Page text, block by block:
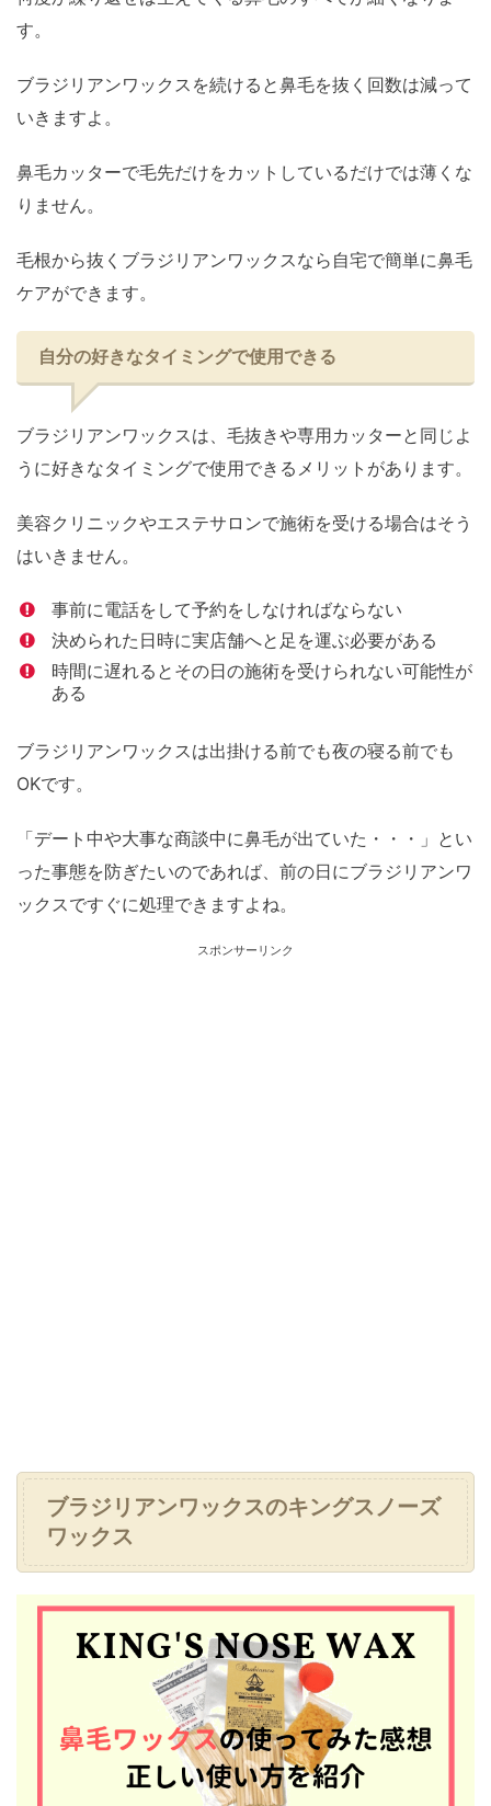
す。
ブラジリアンワックスを続けると鼻毛を抜く回数は減って
いきますよ。
鼻毛カッターで毛先だけをカットしているだけでは薄くな
りません。
毛根から抜くブラジリアンワックスなら自宅で簡単に鼻毛
ケアができます。
自分の好きなタイミングで使用できる
ブラジリアンワックスは、毛抜きや専用カッターと同じよ
うに好きなタイミングで使用できるメリットがあります。
美容クリニックやエステサロンで施術を受ける場合はそう
はいきません。
事前に電話をして予約をしなければならない
決められた日時に実店舗へと足を運ぶ必要がある
時間に遅れるとその日の施術を受けられない可能性が
ある
ブラジリアンワックスは出掛ける前でも夜の寝る前でも
OKです。
「デート中や大事な商談中に鼻毛が出ていた・・・」とい
った事態を防ぎたいのであれば、前の日にブラジリアンワ
ックスですぐに処理できますよね。
スポンサーリンク
ブラジリアンワックスのキングスノーズ
ワックス